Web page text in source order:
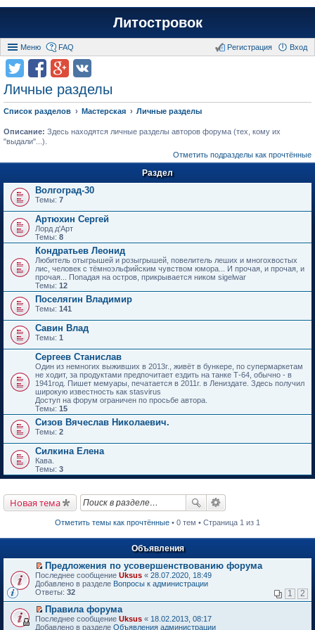
Литостровок
Меню FAQ Вход
Регистрация
Личные разделы
Список разделов Мастерская Личные разделы
Описание: Здесь находятся личные разделы авторов форума (тех, кому их
"выдали"...).
Отметить подразделы как прочтённые
Раздел
Волгоград-30
Темы: 7
Артюхин Сергей
Лорд д'Арт
Темы: 8
Кондратьев Леонид
Любитель отыгрышей и розыгрышей, повелитель леших и многохвостых
лис, человек с тёмноэльфийским чувством юмора... И прочая, и прочая, и
прочая... Попадая на остров, прикрывается ником sigelwar
Темы: 12
Поселягин Владимир
Темы: 141
Савин Влад
Темы: 1
Сергеев Станислав
Один из немногих выживших в 2013г., живёт в бункере, по супермаркетам
не ходит, за продуктами предпочитает ездить на танке Т-64, обычно - в
1941год. Пишет мемуары, печатается в 2011г. в Лениздате. Здесь получил
широкую известность как stasvirus
Доступ на форум ограничен по просьбе автора.
Темы: 15
Сизов Вячеслав Николаевич.
Темы: 2
Силкина Елена
Кава.
Темы: 3
Новая тема
Отметить темы как прочтённые • 0 тем • Страница 1 из 1
Объявления
П
е
р
й
т
и
Предложения по усовершенствованию форума
Последнее сообщение Uksus « 28.07.2020, 18:49
Добавлено в разделе Вопросы к администрации
Ответы: 32 1 2
П
е
Правила форума
Последнее сообщение Uksus « 18.02.2013, 08:17
Добавлено в разделе Объявления администрации